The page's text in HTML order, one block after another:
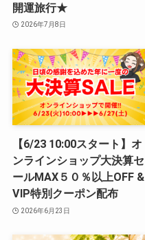
開運旅行★
2026年7月8日
【6/23 10:00スタート】オ
ンラインショップ大決算セ
ールMAX５０％以上OFF &
VIP特別クーポン配布
2026年6月23日